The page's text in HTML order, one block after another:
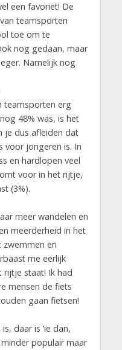
een favoriet! De
teamsporten
toe om te
nog gedaan, maar
Namelijk nog
teamsporten erg
48% was, is het
je dus afleiden dat
voor jongeren is. In
en hardlopen veel
voor in het rijtje,
(3%).
meer wandelen en
meerderheid in het
zwemmen en
me eerlijk
rijtje staat! Ik had
mensen de fiets
gaan fietsen!
daar is ‘ie dan,
populair maar